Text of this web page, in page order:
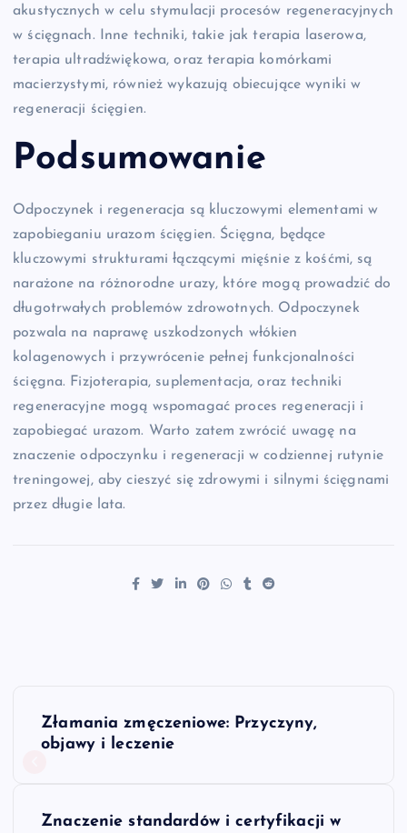
akustycznych w celu stymulacji procesów regeneracyjnych
w ścięgnach. Inne techniki, takie jak terapia laserowa,
terapia ultradźwiękowa, oraz terapia komórkami
macierzystymi, również wykazują obiecujące wyniki w
regeneracji ścięgien.
Podsumowanie
Odpoczynek i regeneracja są kluczowymi elementami w
zapobieganiu urazom ścięgien. Ścięgna, będące
kluczowymi strukturami łączącymi mięśnie z kośćmi, są
narażone na różnorodne urazy, które mogą prowadzić do
długotrwałych problemów zdrowotnych. Odpoczynek
pozwala na naprawę uszkodzonych włókien
kolagenowych i przywrócenie pełnej funkcjonalności
ścięgna. Fizjoterapia, suplementacja, oraz techniki
regeneracyjne mogą wspomagać proces regeneracji i
zapobiegać urazom. Warto zatem zwrócić uwagę na
znaczenie odpoczynku i regeneracji w codziennej rutynie
treningowej, aby cieszyć się zdrowymi i silnymi ścięgnami
przez długie lata.
NZłamania zmęczeniowe: Przyczyny,
objawy i leczenie
Znaczenie standardów i certyfikacji w